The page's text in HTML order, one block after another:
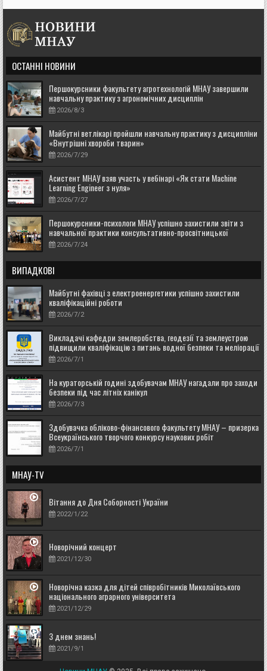
ОСТАННІ НОВИНИ
Першокурсники факультету агротехнологій МНАУ завершили
навчальну практику з агрономічних дисциплін
2026/8/3
Майбутні ветлікарі пройшли навчальну практику з дисципліни
«Внутрішні хвороби тварин»
2026/7/29
Асистент МНАУ взяв участь у вебінарі «Як стати Machine
Learning Engineer з нуля»
2026/7/27
Першокурсники-психологи МНАУ успішно захистили звіти з
навчальної практики консультативно-просвітницької
2026/7/24
ВИПАДКОВІ
Майбутні фахівці з електроенергетики успішно захистили
кваліфікаційні роботи
2026/7/2
Викладачі кафедри землеробства, геодезії та землеустрою
підвищили кваліфікацію з питань водної безпеки та меліорації
земель
2026/7/1
На кураторській годині здобувачам МНАУ нагадали про заходи
безпеки під час літніх канікул
2026/7/3
Здобувачка обліково-фінансового факультету МНАУ – призерка
Всеукраїнського творчого конкурсу наукових робіт
2026/7/1
МНАУ-TV
Вітання до Дня Соборності України
2022/1/22
Новорічний концерт
2021/12/30
Новорічна казка для дітей співробітників Миколаївського
національного аграрного університета
2021/12/29
З днем знань!
2021/9/1